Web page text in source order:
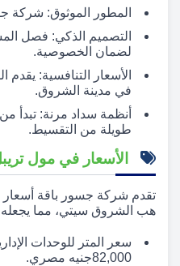
المطور الموثوق: شركة جسور
التصميم الذكي: فصل
لضمان الخصوصية.
الأسعار التنافسية:
في مدينة الشروق.
أنظمة سداد مرنة:
طويلة من التقسيط.
الأسعار في مول
تقدم شركة جسور باقة أسعار
هب الشروق سيتي، مما يجعله
سعر المتر للوحدات
82,000جنيه مصري.